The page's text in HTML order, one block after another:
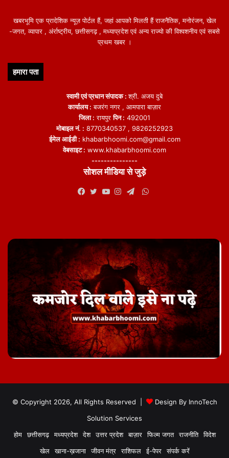
अनुभवी नेता कमलनाथ पार्टी का मुख्यमंत्री चेहरा हैं, वहीं मुख्यमंत्री चौहान राज्य के
नेताओं में सबसे लोकप्रिय व्यक्ति बने हुए हैं, इसके बावजूद भाजपा इस मामले पर
featured
खबरभूमि एक प्रादेशिक न्यूज़ पोर्टल हैं, जहां आपको मिलती हैं राजनैतिक, मनोरंजन, खेल
-जगत, व्यापार , अंर्राष्ट्रीय, छत्तीसगढ़ , मध्याप्रदेश एवं अन्य राज्यो की विश्वशनीय एवं सबसे
प्रथम खबर ।
हमारा पता
स्वामी एवं प्रधान संपादक :श्री. अजय दुबे
कार्यालय : बजरंग नगर , आमपारा बाज़ार
जिला : रायपुरपिन : 492001
मोबाइल नं. : 8770340537 , 9826252923
ईमेल आईडी : khabarbhoomi.com@gmail.com
वेबसाइट : www.khabarbhoomi.com
---------------
सोशल मीडिया से जुड़े
WhatsApp
© Copyright 2026, All Rights Reserved | Design By InnoTech
Solution Services
होम
छत्तीसगढ़ मध्यप्रदेश देश उत्तर प्रदेश बाज़ार फिल्म जगत राजनीति
विदेश
खेल
खाना-ख़जाना जीवन मंत्र राशिफल ई-पेपर संपर्क करें